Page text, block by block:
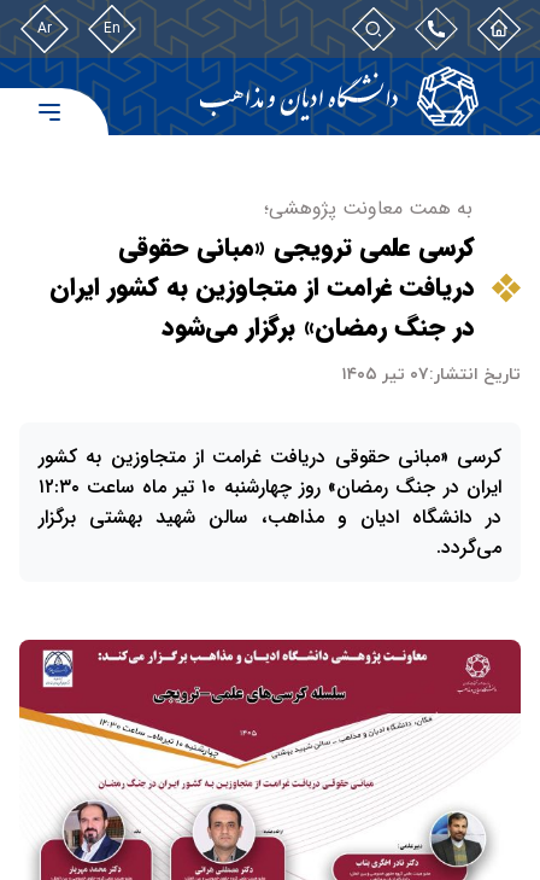
En
Ar
به همت معاونت پژوهشی؛
کرسی علمی ترویجی «مبانی حقوقی
دریافت غرامت از متجاوزین به کشور ایران
در جنگ رمضان» برگزار می‌شود
تاریخ انتشار:۰۷ تیر ۱۴۰۵
کرسی «مبانی حقوقی دریافت غرامت از متجاوزین به کشور
ایران در جنگ رمضان» روز چهارشنبه ۱۰ تیر ماه ساعت ۱۲:۳۰
در دانشگاه ادیان و مذاهب، سالن شهید بهشتی برگزار
می‌گردد.